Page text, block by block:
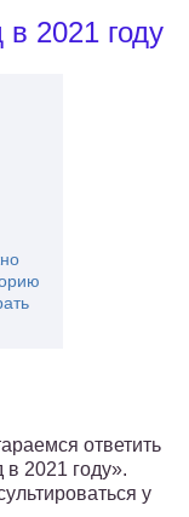
2021 году
ответить
в 2021 году».
у